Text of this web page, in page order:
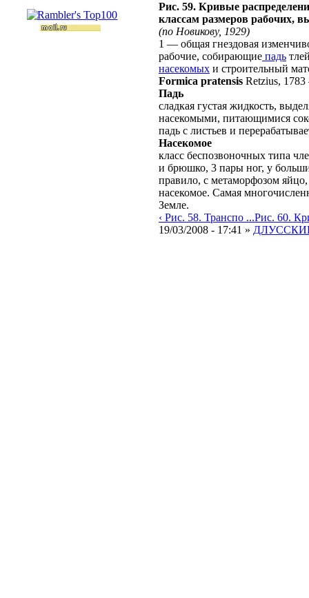
Рис. 59. Кривые
классам размеров рабочих,
(по Новикову, 1929)
1 — общая гнездовая
рабочие, собирающие падь
насекомых и строительный
Formica pratensis Retzius, 1783
Падь
сладкая густая жидкость,
насекомыми, питающимися
падь с листьев и
Насекомое
класс беспозвоночных типа
и брюшко, 3 пары ног, у
правило, с метаморфозом
насекомое. Самая
Земле.
‹ Рис. 58. Транспо ...Рис. 60.
19/03/2008 - 17:41 »